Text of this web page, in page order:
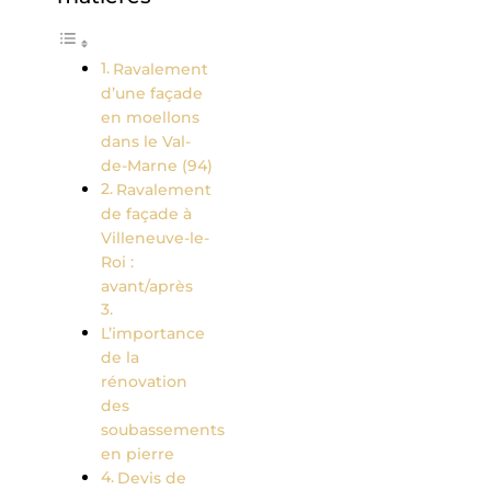
Ravalement
d’une façade
en moellons
dans le Val-
de-Marne (94)
Ravalement
de façade à
Villeneuve-le-
Roi :
avant/après
L’importance
de la
rénovation
des
soubassements
en pierre
Devis de